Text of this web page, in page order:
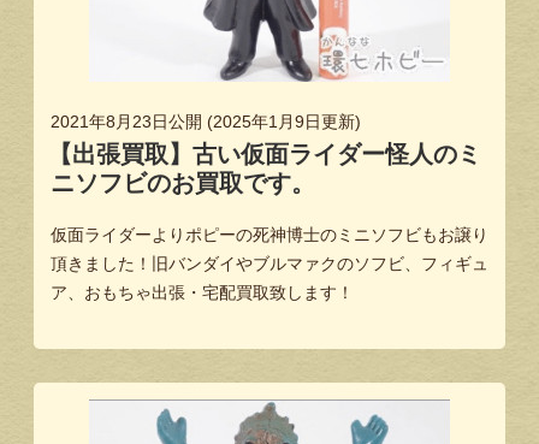
2021年8月23日公開 (2025年1月9日更新)
【出張買取】古い仮面ライダー怪人のミ
ニソフビのお買取です。
仮面ライダーよりポピーの死神博士のミニソフビもお譲り
頂きました！旧バンダイやブルマァクのソフビ、フィギュ
ア、おもちゃ出張・宅配買取致します！